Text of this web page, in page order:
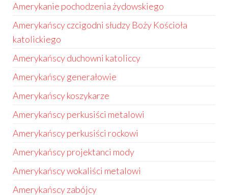
Amerykanie pochodzenia żydowskiego
Amerykańscy czcigodni słudzy Boży Kościoła
katolickiego
Amerykańscy duchowni katoliccy
Amerykańscy generałowie
Amerykańscy koszykarze
Amerykańscy perkusiści metalowi
Amerykańscy perkusiści rockowi
Amerykańscy projektanci mody
Amerykańscy wokaliści metalowi
Amerykańscy zabójcy